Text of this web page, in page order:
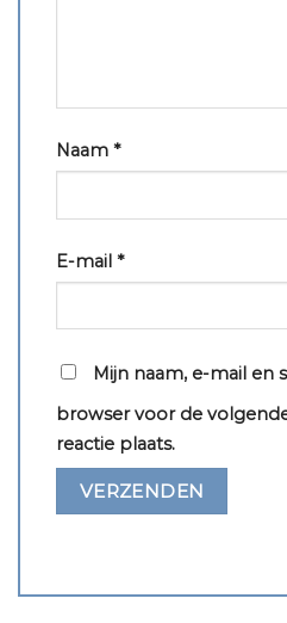
Naam *
E-mail *
Mijn naam, e-mail en
browser voor de
reactie plaats.